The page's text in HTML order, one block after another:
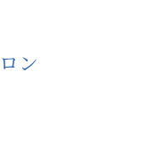
ン